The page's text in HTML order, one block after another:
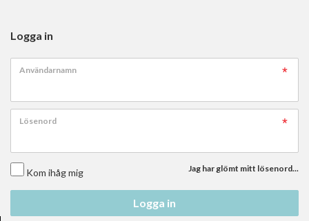
Logga in
Användarnamn
Lösenord
Kom ihåg mig Jag har glömt mitt lösenord...
Logga in